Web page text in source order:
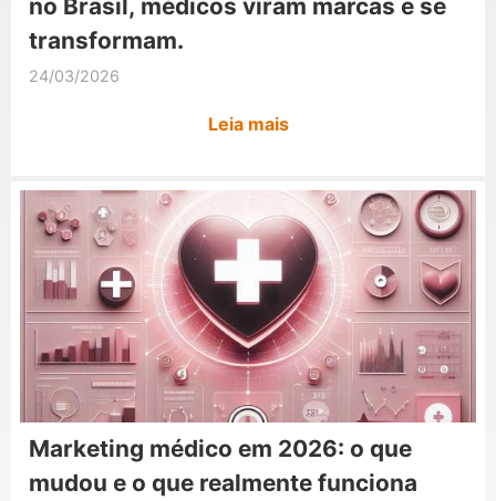
no Brasil, médicos viram marcas e se
transformam.
24/03/2026
Leia mais
Marketing médico em 2026: o que
mudou e o que realmente funciona